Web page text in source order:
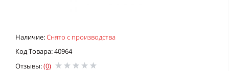
Наличие:Снято с производства
Код Товара: 40964
Отзывы:(0)